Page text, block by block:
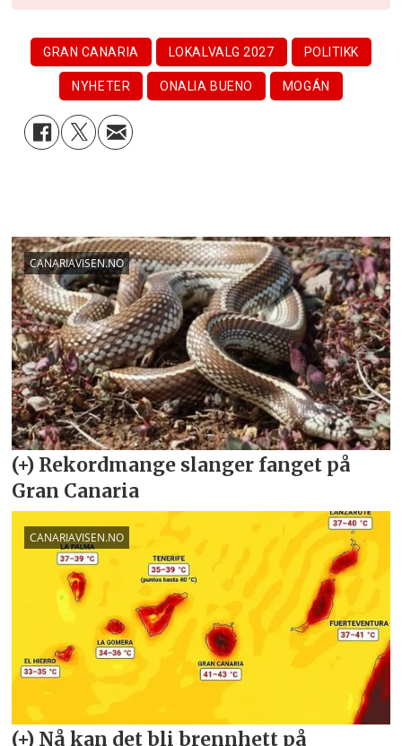
GRAN CANARIA LOKALVALG 2027 POLITIKK
NYHETER ONALIA BUENO MOGÁN